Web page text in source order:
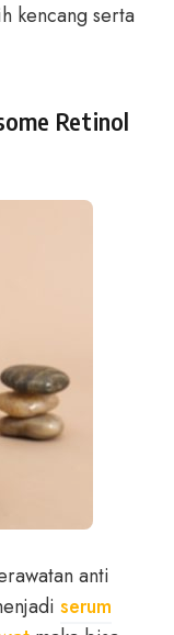
kencang serta
Retinol
anti
serum